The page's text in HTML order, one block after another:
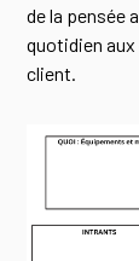
de la pensée
quotidien aux
client.